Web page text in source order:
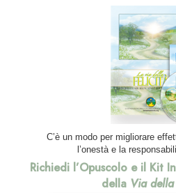
C’è un modo per migliorare
l’onestà e la
Richiedi l’Opuscolo e il Kit
della Via